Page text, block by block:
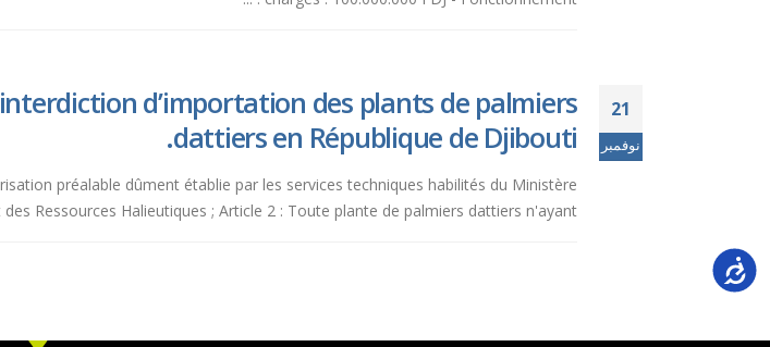
21
نوفمبر
d’importation des plants de palmiers
dattiers en République de Djibouti.
préalable dûment établie par les services techniques habilités du Ministère
Ressources Halieutiques ; Article 2 : Toute plante de palmiers dattiers n'ayant...